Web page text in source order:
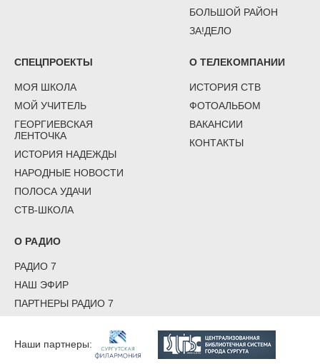
БОЛЬШОЙ РАЙОН
ЗА!ДЕЛО
СПЕЦПРОЕКТЫ
МОЯ ШКОЛА
МОЙ УЧИТЕЛЬ
ГЕОРГИЕВСКАЯ
ЛЕНТОЧКА
ИСТОРИЯ НАДЕЖДЫ
НАРОДНЫЕ НОВОСТИ
ПОЛОСА УДАЧИ
СТВ-ШКОЛА
О ТЕЛЕКОМПАНИИ
ИСТОРИЯ СТВ
ФОТОАЛЬБОМ
ВАКАНСИИ
КОНТАКТЫ
О РАДИО
РАДИО 7
НАШ ЭФИР
ПАРТНЕРЫ РАДИО 7
Наши партнеры: